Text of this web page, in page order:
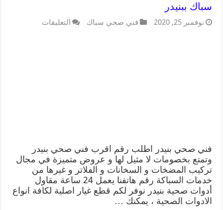
سباك ببنيدر
نوفمبر 25, 2020 فني صحي سباك التعليقات
فني صحي بنيدر اطلب رقم اقرب فني صحي بنيدر
وتمتع بخصومات لا مثيل لها و عروض متميزة في مجال
تركيب المضخات و السخانات و الفلاتر و غيرها من
خدمات السباكة رقم هاتفنا يعمل 24 ساعة مقاول
أدوات صحية بنيدر نوفر لكم قطع غيار اصلية لكافة انواع
الادوات الصحية ، يمكنك …